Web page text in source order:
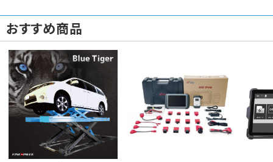
おすすめ商品